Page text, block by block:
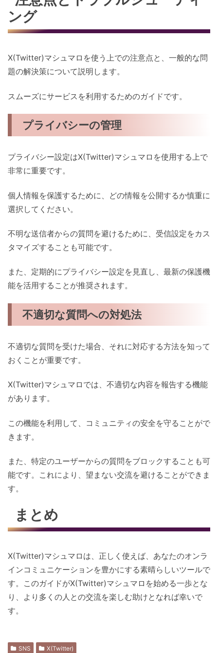
ング
X(Twitter)マシュマロを使う上での注意点と、一般的な問
題の解決策について説明します。
スムーズにサービスを利用するためのガイドです。
プライバシーの管理
プライバシー設定はX(Twitter)マシュマロを使用する上で
非常に重要です。
個人情報を保護するために、どの情報を公開するか慎重に
選択してください。
不明な送信者からの質問を避けるために、受信設定をカス
タマイズすることも可能です。
また、定期的にプライバシー設定を見直し、最新の保護機
能を活用することが推奨されます。
不適切な質問への対処法
不適切な質問を受けた場合、それに対応する方法を知って
おくことが重要です。
X(Twitter)マシュマロでは、不適切な内容を報告する機能
があります。
この機能を利用して、コミュニティの安全を守ることがで
きます。
また、特定のユーザーからの質問をブロックすることも可
能です。これにより、望まない交流を避けることができま
す。
まとめ
X(Twitter)マシュマロは、正しく使えば、あなたのオンラ
インコミュニケーションを豊かにする素晴らしいツールで
す。このガイドがX(Twitter)マシュマロを始める一歩とな
り、より多くの人との交流を楽しむ助けとなれば幸いで
す。
SNS X(Twitter)